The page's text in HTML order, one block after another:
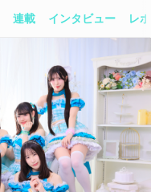
連載 インタビュー レ